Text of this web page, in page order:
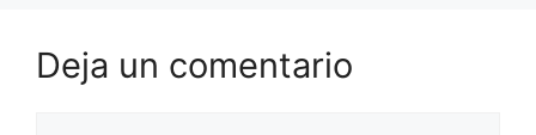
Deja un comentario